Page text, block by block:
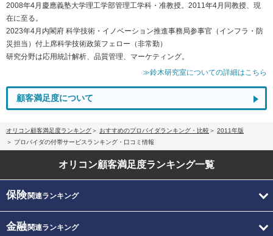
2008年4月慶應義塾大学理工学部管理工学科・准教授。2011年4月同教授、現
在に至る。
2023年4月内閣府 科学技術・イノベーション推進事務局参事官（インフラ・防
災担当）付上席科学技術政策フェロー（非常勤）
研究分野は応用統計解析、品質管理、マーケティング。
≫鈴木研究室についての詳細はこちら
顧客満足度について
オリコン顧客満足度ランキング おすすめのプロバイダランキング・比較
2011年版
プロバイダの付帯サービスランキング・口コミ情報
オリコン顧客満足度ランキング一覧
保険関連ランキング
金融関連ランキング